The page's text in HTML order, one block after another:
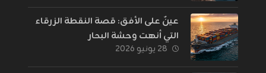
عينٌ على الأفق: قصة النقطة الزرقاء
التي أنهت وحشة البحار
٢٨ يونيو ٢٠٢٦